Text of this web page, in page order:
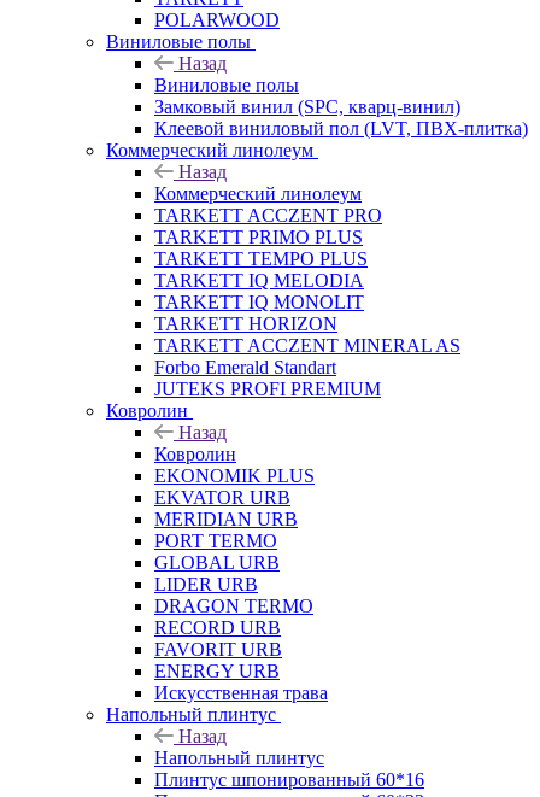
POLARWOOD
Виниловые полы
Назад
Виниловые полы
Замковый винил (SPC, кварц-винил)
Клеевой виниловый пол (LVT, ПВХ-плитка)
Коммерческий линолеум
Назад
Коммерческий линолеум
TARKETT ACCZENT PRO
TARKETT PRIMO PLUS
TARKETT TEMPO PLUS
TARKETT IQ MELODIA
TARKETT IQ MONOLIT
TARKETT HORIZON
TARKETT ACCZENT MINERAL AS
Forbo Emerald Standart
JUTEKS PROFI PREMIUM
Ковролин
Назад
Ковролин
EKONOMIK PLUS
EKVATOR URB
MERIDIAN URB
PORT TERMO
GLOBAL URB
LIDER URB
DRAGON TERMO
RECORD URB
FAVORIT URB
ENERGY URB
Искусственная трава
Напольный плинтус
Назад
Напольный плинтус
Плинтус шпонированный 60*16